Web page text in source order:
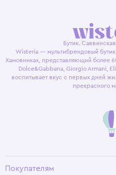
Бутик.
Wisteria — мультибрендовый
Хамовниках, представляющий более
Dolce&Gabbana, Giorgio Armani,
воспитывает вкус с первых дней
прекрасного
Покупателям